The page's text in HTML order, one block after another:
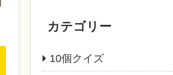
カテゴリー
10個クイズ